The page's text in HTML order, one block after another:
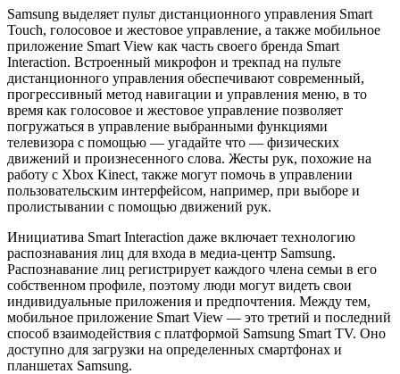
Samsung выделяет пульт дистанционного управления Smart
Touch, голосовое и жестовое управление, а также мобильное
приложение Smart View как часть своего бренда Smart
Interaction. Встроенный микрофон и трекпад на пульте
дистанционного управления обеспечивают современный,
прогрессивный метод навигации и управления меню, в то
время как голосовое и жестовое управление позволяет
погружаться в управление выбранными функциями
телевизора с помощью — угадайте что — физических
движений и произнесенного слова. Жесты рук, похожие на
работу с Xbox Kinect, также могут помочь в управлении
пользовательским интерфейсом, например, при выборе и
пролистывании с помощью движений рук.
Инициатива Smart Interaction даже включает технологию
распознавания лиц для входа в медиа-центр Samsung.
Распознавание лиц регистрирует каждого члена семьи в его
собственном профиле, поэтому люди могут видеть свои
индивидуальные приложения и предпочтения. Между тем,
мобильное приложение Smart View — это третий и последний
способ взаимодействия с платформой Samsung Smart TV. Оно
доступно для загрузки на определенных смартфонах и
планшетах Samsung.